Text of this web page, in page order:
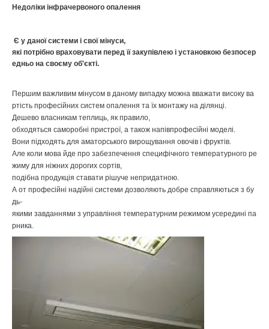
Недоліки інфрачервоного опалення
Є у даної системи і свої мінуси,
які потрібно враховувати перед її закупівлею і установкою безпосер
едньо на своєму об'єкті.
Першим важливим мінусом в даному випадку можна вважати високу ва
ртість професійних систем опалення та їх монтажу на ділянці.
Дешево власникам теплиць, як правило,
обходяться саморобні пристрої, а також напівпрофесійні моделі.
Вони підходять для аматорського вирощування овочів і фруктів.
Але коли мова йде про забезпечення специфічного температурного ре
жиму для ніжних дорогих сортів,
подібна продукція ставати рішуче непридатною.
А от професійні надійні системи дозволяють добре справляються з бу
дь-
якими завданнями з управління температурним режимом усередині па
рника.